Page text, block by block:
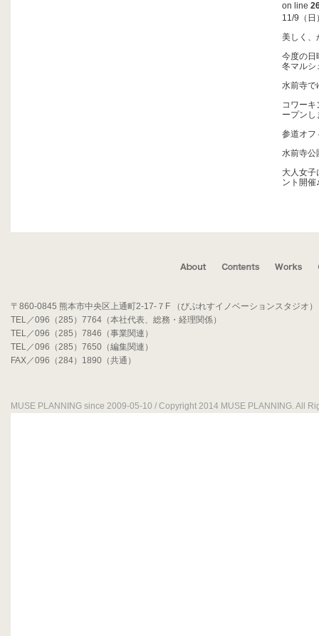
on line
11/9（日
美しく、
今度の
冬マルシ
水前寺で
コワー
ープンし
参道オフ
水前寺公
大人女子
ント開催
〒860-0845 熊本市中央区上通町2-17-７F （びぷれすイノベーションスタジオ）
TEL／096（285）7764（本社代表、総務・経理関係）
TEL／096（285）7846（事業関連）
TEL／096（285）7650（編集関連）
FAX／096（284）1890（共通）
MUSE PLANNING since 2009-05-10 / Copyright 2014 MUSE PLANNING. All